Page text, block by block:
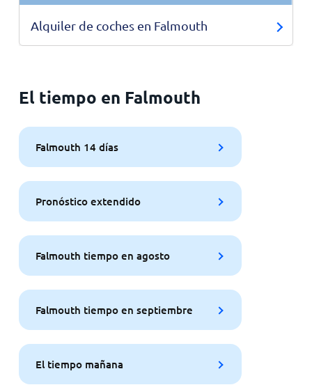
Alquiler de coches en Falmouth
El tiempo en Falmouth
Falmouth 14 días
Pronóstico extendido
Falmouth tiempo en agosto
Falmouth tiempo en septiembre
El tiempo mañana